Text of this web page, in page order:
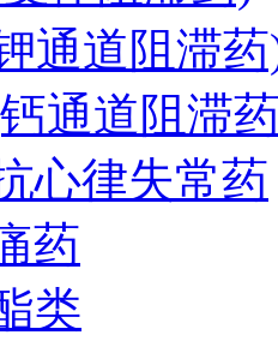
通道阻滞
通道阻滞
心律失常药
药
类